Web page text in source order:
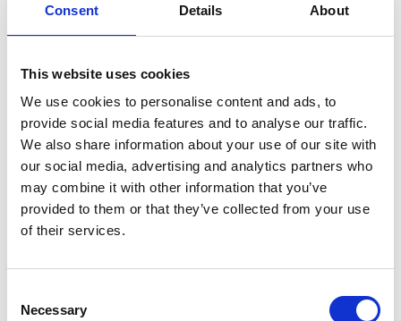
Consent Details About
This website uses cookies
We use cookies to personalise content and ads, to
provide social media features and to analyse our traffic.
We also share information about your use of our site with
our social media, advertising and analytics partners who
may combine it with other information that you’ve
provided to them or that they’ve collected from your use
of their services.
Selection
Necessary
Tipologia Società
Startup
Diritto di Voto
Benefici fiscali
30%
Investimento in 100ter
-
Investimento minimo / massimo
10.000.000,00€